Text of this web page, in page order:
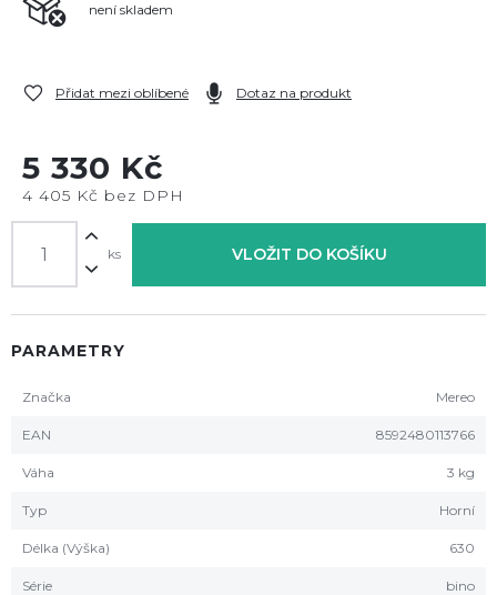
není skladem
Přidat mezi oblíbené Dotaz na produkt
5 330 Kč
4 405 Kč bez DPH
ks VLOŽIT DO KOŠÍKU
PARAMETRY
Značka Mereo
EAN 8592480113766
Váha 3 kg
Typ Horní
Délka (Výška) 630
Série bino